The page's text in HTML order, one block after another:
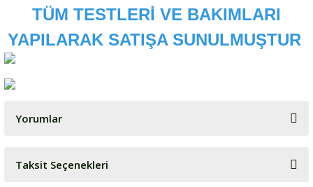
TÜM TESTLERİ VE BAKIMLARI
YAPILARAK SATIŞA SUNULMUŞTUR
Yorumlar
Bu ürüne ilk yorumu siz yapın!
Taksit Seçenekleri